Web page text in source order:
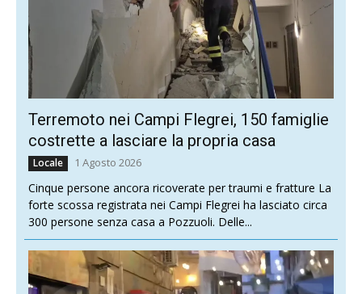
Terremoto nei Campi Flegrei, 150 famiglie
costrette a lasciare la propria casa
Locale 1 Agosto 2026
Cinque persone ancora ricoverate per traumi e fratture La
forte scossa registrata nei Campi Flegrei ha lasciato circa
300 persone senza casa a Pozzuoli. Delle...